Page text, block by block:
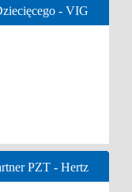
- VIG
PZT - Hertz